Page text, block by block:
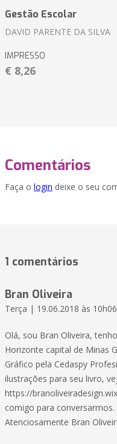
Gestão Escolar
DAVID PARENTE DA SILVA
IMPRESSO
€ 8,26
Comentários
Faça o login deixe o seu
1 comentários
Bran Oliveira
Terça | 19.06.2018 às 10h06
Olá, sou Bran Oliveira,
Horizonte capital de Minas
Gráfico pela Cedaspy
ilustrações para seu livro,
https://
comigo para conversarmos.
Atenciosamente Bran